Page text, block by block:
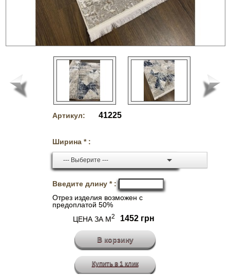
Артикул: 41225
Ширина * :
--- Выберите ---
Введите длину * :
Отрез изделия возможен с
предоплатой 50%
ЦЕНА ЗА М2 1452 грн
Купить в 1 клик